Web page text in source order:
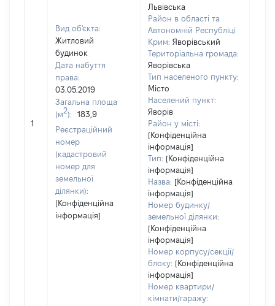
1
Вид об'єкта:
Житловий
будинок
Дата набуття
права:
03.05.2019
Загальна площа
(м2):
183,9
Реєстраційний
номер
(кадастровий
номер для
земельної
ділянки):
[Конфіденційна
інформація]
Львівська
Район в області та
Автономній Республіці
Крим: Яворівський
Територіальна громада:
Яворівська
Тип населеного пункту:
Місто
Населений пункт:
Яворів
Район у місті:
[Конфіденційна
інформація]
Тип: [Конфіденційна
інформація]
Назва: [Конфіденційна
інформація]
Номер будинку/
земельної ділянки:
[Конфіденційна
інформація]
Номер корпусу/секції/
блоку: [Конфіденційна
інформація]
Номер квартири/
кімнати/гаражу: